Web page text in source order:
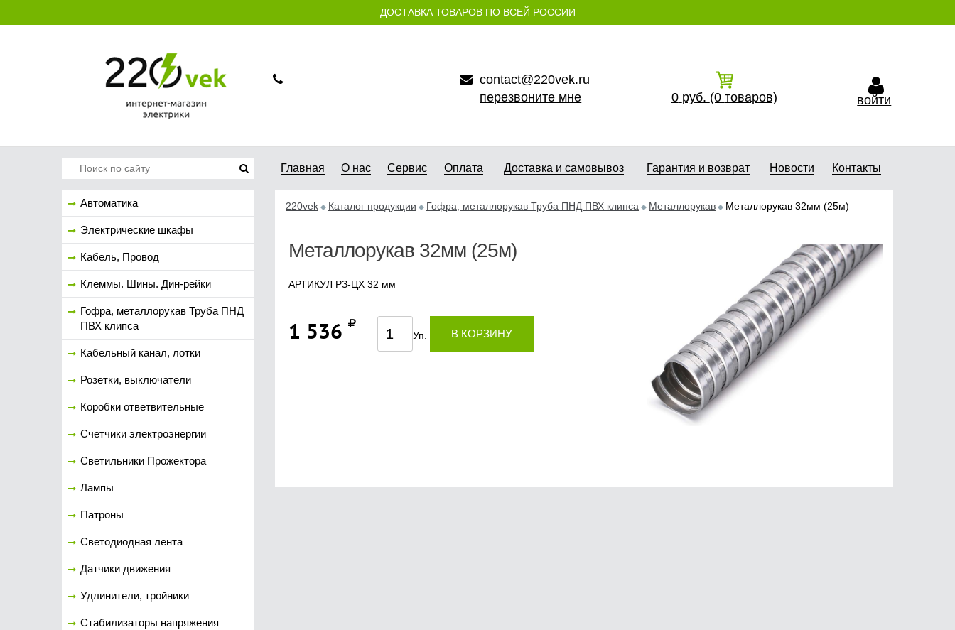
ДОСТАВКА ТОВАРОВ ПО ВСЕЙ РОССИИ
contact@220vek.ru
перезвоните мне
0 руб. (0 товаров) войти
Автоматика
Электрические шкафы
Кабель, Провод
Клеммы. Шины. Дин-рейки
Гофра, металлорукав Труба ПНД
ПВХ клипса
Кабельный канал, лотки
Розетки, выключатели
Коробки ответвительные
Счетчики электроэнергии
Светильники Прожектора
Лампы
Патроны
Светодиодная лента
Датчики движения
Удлинители, тройники
Стабилизаторы напряжения
Главная О нас Сервис Оплата Доставка и самовывоз Гарантия и возврат Новости Контакты
220vek Каталог продукции Гофра, металлорукав Труба ПНД ПВХ клипса Металлорукав Металлорукав 32мм (25м)
Металлорукав 32мм (25м)
АРТИКУЛ РЗ-ЦХ 32 мм
1 536 Уп. В КОРЗИНУ